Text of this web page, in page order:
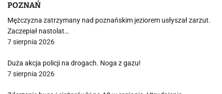
POZNAŃ
Mężczyzna zatrzymany nad poznańskim jeziorem usłyszał zarzut.
Zaczepiał nastolat…
7 sierpnia 2026
Duża akcja policji na drogach. Noga z gazu!
7 sierpnia 2026